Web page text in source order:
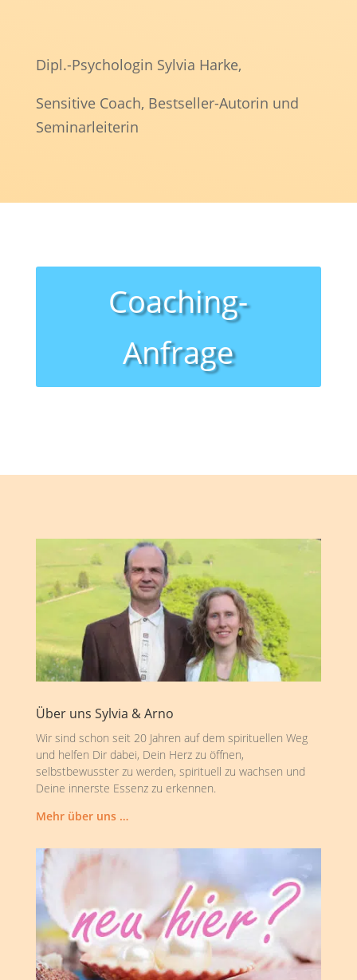
Dipl.-Psychologin Sylvia Harke,
Sensitive Coach, Bestseller-Autorin und
Seminarleiterin
Coaching-
Anfrage
Über uns Sylvia & Arno
Wir sind schon seit 20 Jahren auf dem spirituellen Weg
und helfen Dir dabei, Dein Herz zu öffnen,
selbstbewusster zu werden, spirituell zu wachsen und
Deine innerste Essenz zu erkennen.
Mehr über uns …